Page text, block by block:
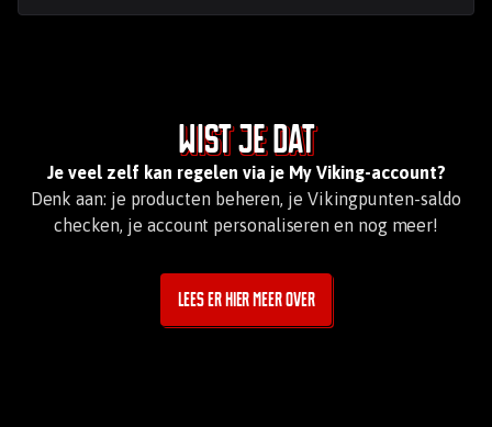
Wist je dat
Je veel zelf kan regelen via je My Viking-account?
Denk aan: je producten beheren, je Vikingpunten-saldo
checken, je account personaliseren en nog meer!
Lees er hier meer over